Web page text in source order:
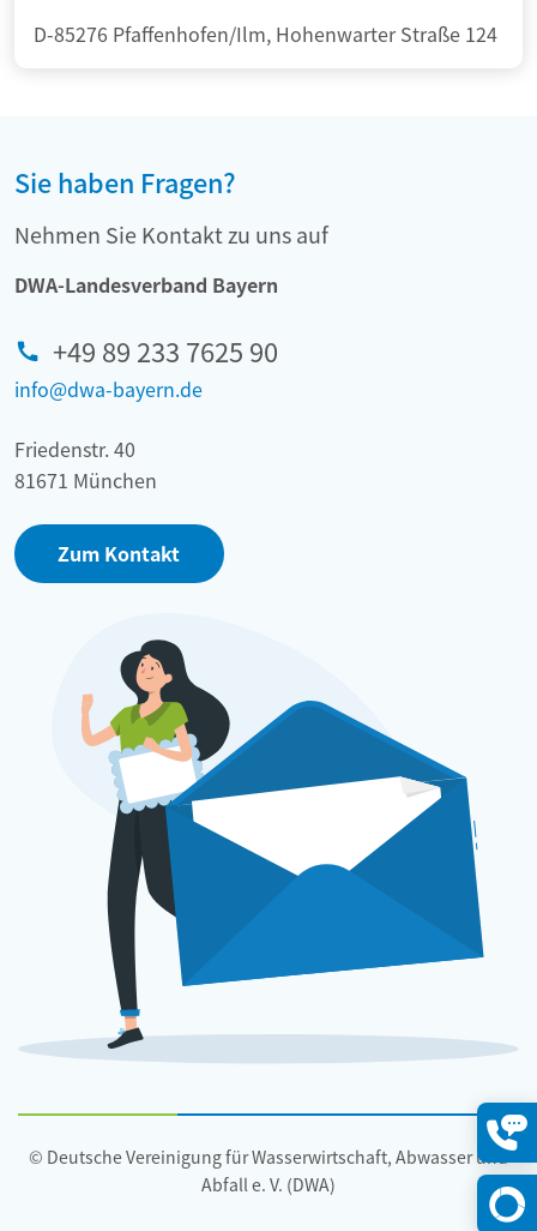
D-85276 Pfaffenhofen/Ilm, Hohenwarter Straße 124
Sie haben Fragen?
Nehmen Sie Kontakt zu uns auf
DWA-Landesverband Bayern
+49 89 233 7625 90
info@dwa-bayern.de
Friedenstr. 40
81671 München
Zum Kontakt
© Deutsche Vereinigung für Wasserwirtschaft, Abwasser und
Abfall e. V. (DWA)